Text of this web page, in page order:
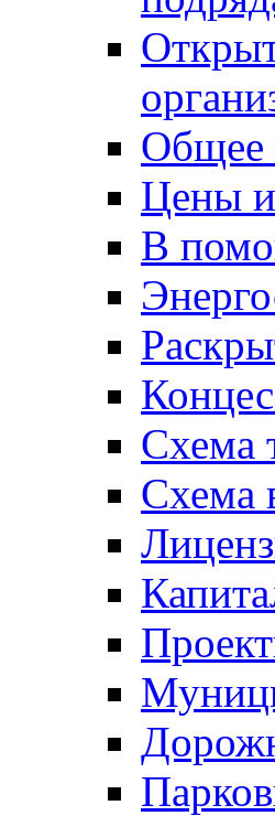
Общее
Цены
В
Схема
Схема